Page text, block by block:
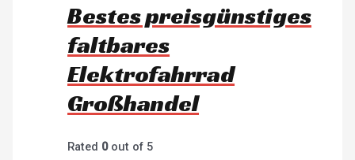
Bestes preisgünstiges
faltbares
Elektrofahrrad
Großhandel
Rated 0out of 5